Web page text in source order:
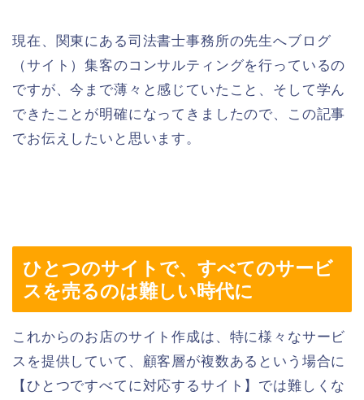
現在、関東にある司法書士事務所の先生へブログ
（サイト）集客のコンサルティングを行っているの
ですが、今まで薄々と感じていたこと、そして学ん
できたことが明確になってきましたので、この記事
でお伝えしたいと思います。
ひとつのサイトで、すべてのサービ
スを売るのは難しい時代に
これからのお店のサイト作成は、特に様々なサービ
スを提供していて、顧客層が複数あるという場合に
【ひとつですべてに対応するサイト】では難しくな